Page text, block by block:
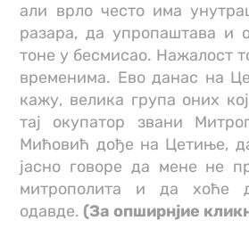
али врло често има
разара, да упропаштава и
тоне у бесмисао. Нажалост
временима. Ево данас на
кажу, велика група оних
тај окупатор звани
Мићовић дође на Цетиње,
јасно говоре да мене не
митрополита и да хоће
одавде.(За опширнјие